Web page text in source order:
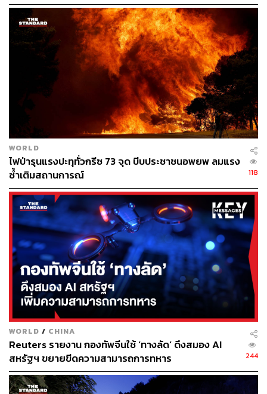
WORLD
ไฟป่ารุนแรงปะทุทั่วกรีซ 73 จุด บีบประชาชนอพยพ ลมแรง
ซ้ำเติมสถานการณ์
118
WORLD / CHINA
Reuters รายงาน กองทัพจีนใช้ ‘ทางลัด’ ดึงสมอง AI
สหรัฐฯ ขยายขีดความสามารถการทหาร
244